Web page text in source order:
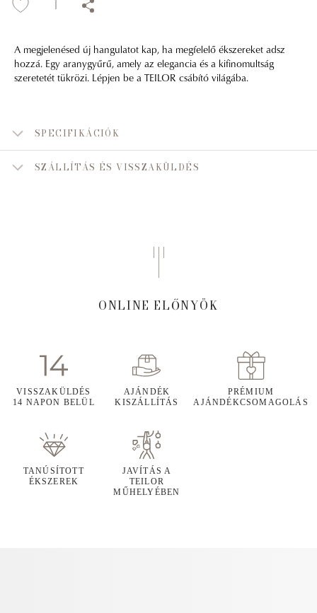
A megjelenésed új hangulatot kap, ha megfelelő ékszereket adsz
hozzá. Egy aranygyűrű, amely az elegancia és a kifinomultság
szeretetét tükrözi. Lépjen be a TEILOR csábító világába.
SPECIFIKÁCIÓK
SZÁLLÍTÁS ÉS VISSZAKÜLDÉS
ONLINE ELŐNYÖK
VISSZAKÜLDÉS
14 NAPON BELÜL
AJÁNDÉK
KISZÁLLÍTÁS
PRÉMIUM
AJÁNDÉKCSOMAGOLÁS
TANÚSÍTOTT
ÉKSZEREK
JAVÍTÁS A
TEILOR
MŰHELYÉBEN